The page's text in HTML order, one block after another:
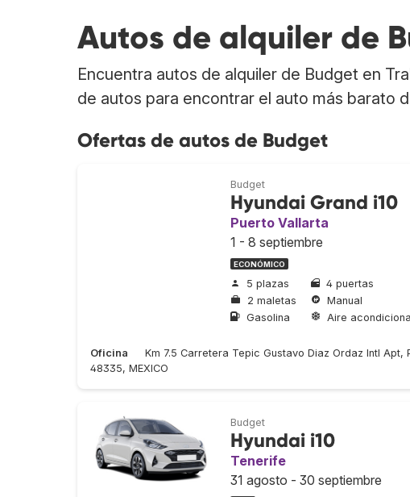
Autos de alquiler de
Encuentra autos de alquiler de Budget en
de autos para encontrar el auto más barato
Ofertas de autos de Budget
Budget
Hyundai Grand i10
Puerto Vallarta
1 - 8 septiembre
ECONÓMICO
5 plazas
4 puertas
2 maletas
Manual
Gasolina
Aire
Oficina
Km 7.5 Carretera Tepic Gustavo Diaz Ordaz Intl Apt,
48335, MEXICO
Budget
Hyundai i10
Tenerife
31 agosto - 30 septiembre